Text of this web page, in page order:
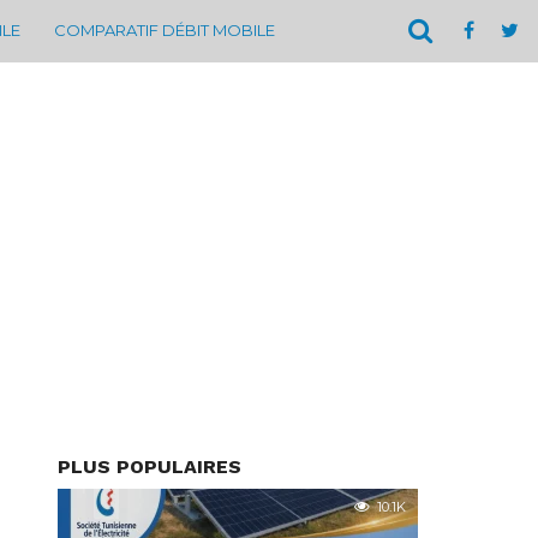
COMPARATIF DÉBIT MOBILE
PLUS POPULAIRES
10.1K